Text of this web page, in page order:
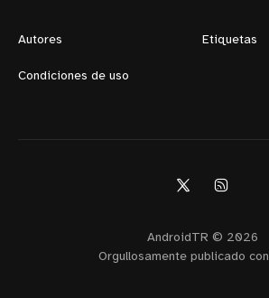
Autores Etiquetas
Condiciones de uso
AndroidTR © 2026
Orgullosamente publicado con